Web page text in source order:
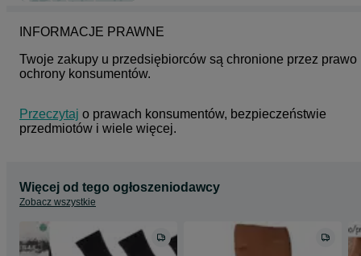
INFORMACJE PRAWNE
Twoje zakupy u przedsiębiorców są chronione przez prawo
ochrony konsumentów.
Przeczytaj o prawach konsumentów, bezpieczeństwie
przedmiotów i wiele więcej.
Więcej od tego ogłoszeniodawcy
Zobacz wszystkie